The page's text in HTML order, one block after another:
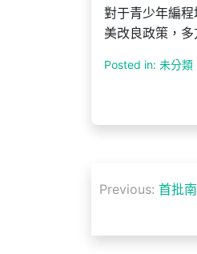
對于青少年編
美改良政策，多
Posted in: 未分類
文
導
Previous: 首批